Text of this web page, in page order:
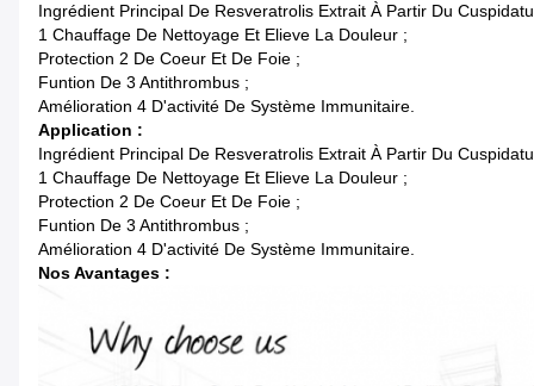
Ingrédient Principal De Resveratrolis Extrait À Partir Du
1 Chauffage De Nettoyage Et Elieve La Douleur ;
Protection 2 De Coeur Et De Foie ;
Funtion De 3 Antithrombus ;
Amélioration 4 D'activité De Système Immunitaire.
Application :
Ingrédient Principal De Resveratrolis Extrait À Partir Du
1 Chauffage De Nettoyage Et Elieve La Douleur ;
Protection 2 De Coeur Et De Foie ;
Funtion De 3 Antithrombus ;
Amélioration 4 D'activité De Système Immunitaire.
Nos Avantages :